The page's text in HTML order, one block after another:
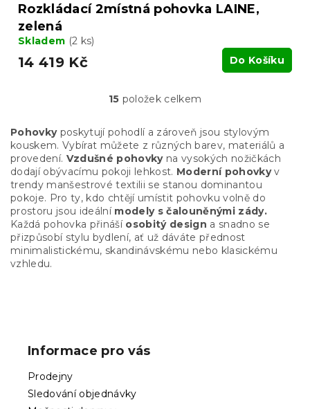
Rozkládací 2místná pohovka LAINE,
zelená
Skladem (2 ks)
14 419 Kč Do Košíku
O
l
á
d
a
c
í
p
r
v
k
15 položek celkem
Pohovkyposkytují pohodlí a zároveň jsou stylovým
kouskem. Vybírat můžete z různých barev, materiálů a
provedení. Vzdušné pohovkyna vysokých nožičkách
dodají obývacímu pokoji lehkost. Moderní pohovkyv
trendy manšestrové textilii se stanou dominantou
pokoje. Pro ty, kdo chtějí umístit pohovku volně do
prostoru jsou ideální modely s čalouněnými zády.
Každá pohovka přináší osobitý design a snadno se
přizpůsobí stylu bydlení, ať už dáváte přednost
minimalistickému, skandinávskému nebo klasickému
vzhledu.
Informace pro vás
Prodejny
Sledování objednávky